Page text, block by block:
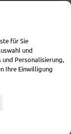
R16)
vorhanden
vorhanden
gilt der
ohne
für Sie
und
Personalisierung,
Ihre Einwilligung